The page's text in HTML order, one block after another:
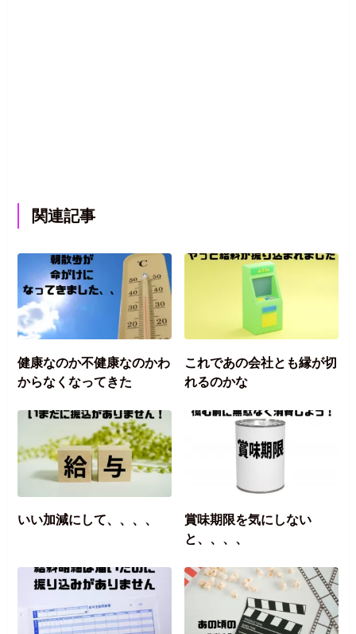
関連記事
健康なのか不健康なのかわ
からなくなってきた
これであの会社とも縁が切
れるのかな
いい加減にして、、、、
賞味期限を気にしない
と、、、、